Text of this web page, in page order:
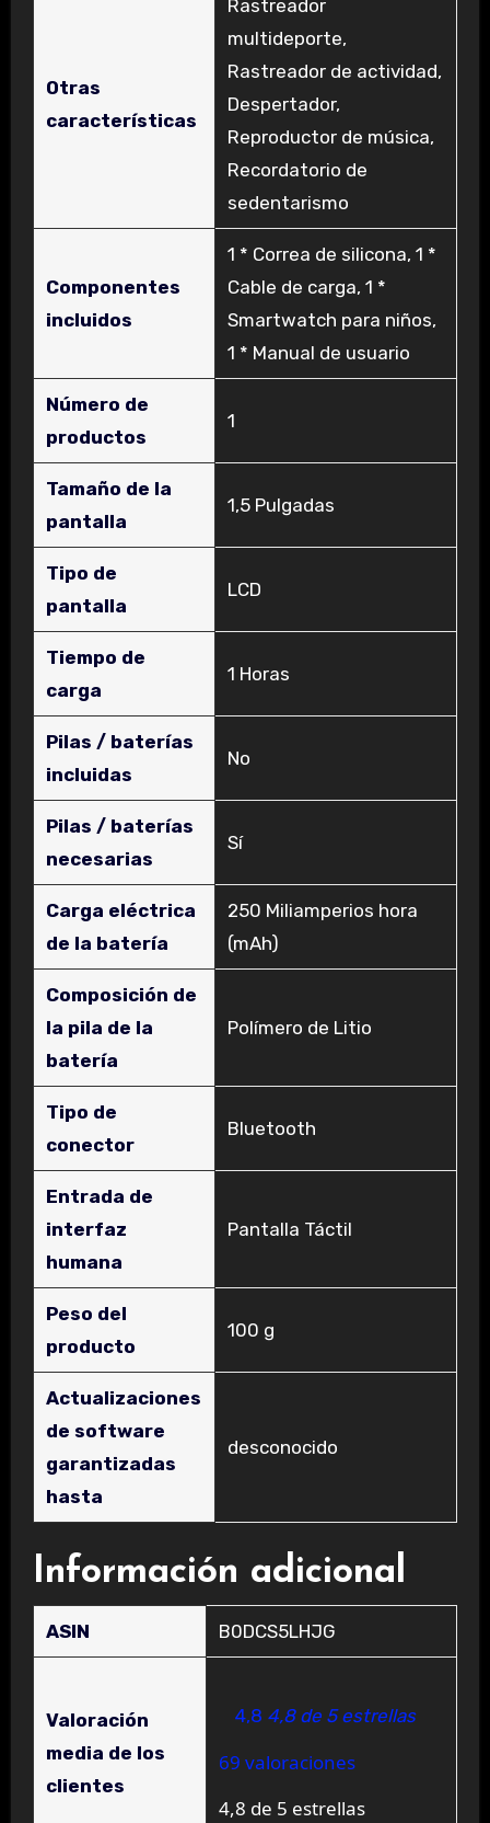
Otras
características
‎Rastreador
multideporte,
Rastreador de actividad,
Despertador,
Reproductor de música,
Recordatorio de
sedentarismo
Componentes
incluidos
‎1 * Correa de silicona, 1 *
Cable de carga, 1 *
Smartwatch para niños,
1 * Manual de usuario
Número de
productos
‎1
Tamaño de la
pantalla
‎1,5 Pulgadas
Tipo de
pantalla
‎LCD
Tiempo de
carga
‎1 Horas
Pilas / baterías
incluidas
‎No
Pilas / baterías
necesarias
‎Sí
Carga eléctrica
de la batería
‎250 Miliamperios hora
(mAh)
Composición de
la pila de la
batería
‎Polímero de Litio
Tipo de
conector
‎Bluetooth
Entrada de
interfaz
humana
‎Pantalla Táctil
Peso del
producto
‎100 g
Actualizaciones
de software
garantizadas
hasta
‎desconocido
Información adicional
ASIN B0DCS5LHJG
Valoración
media de los
clientes
4,8 4,8 de 5 estrellas
69 valoraciones
4,8 de 5 estrellas